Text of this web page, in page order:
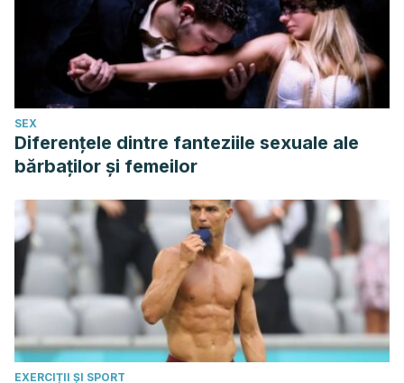
American Family Physician.
Kwakman, P. H. S., & Zaat, S. A. J. (2012). Antibacterial
components of honey. IUBMB Life.
https://doi.org/10.1002/iub.578.
Mathieu, S. S., Bresnan, K., Garufi, L. C., & Hansen, S. E.
Does garlic use prevent and treat viral upper respiratory
infections in adults?. Evidence-Based Practice. 2018; 21(9):
58-59.
Mieres-Castro, D., Ahmar, S., Shabbir, R., & Mora-Poblete, F.
Antiviral activities of eucalyptus essential oils: Their
effectiveness as therapeutic targets against human viruses.
Pharmaceuticals. 2021; 14(12): 1210.
McKay, D. L., & Blumberg, J. B. (2006). A review of the
bioactivity and potential health benefits of chamomile tea
(Matricaria recutita L.).
SEX
Diferențele dintre fanteziile sexuale ale
bărbaților și femeilor
EXERCIȚII ȘI SPORT